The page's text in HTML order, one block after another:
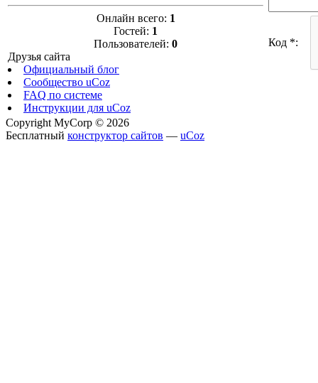
Онлайн всего: 1
Гостей: 1
Пользователей: 0
Друзья сайта
Официальный блог
Сообщество uCoz
FAQ по системе
Инструкции для uCoz
Код *:
Copyright MyCorp © 2026
Бесплатный конструктор сайтов — uCoz